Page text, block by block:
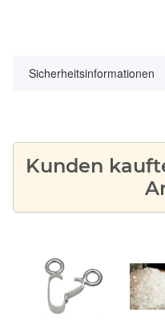
Sicherheitsinformationen
Kunden